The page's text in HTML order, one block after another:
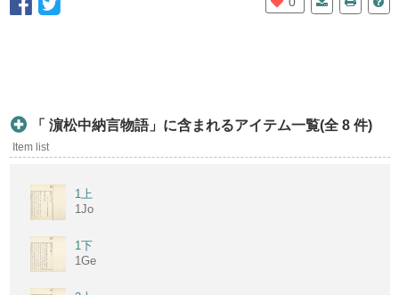
「 濵松中納言物語」に含まれるアイテム一覧(全 8 件)
Item list
1上
1Jo
1下
1Ge